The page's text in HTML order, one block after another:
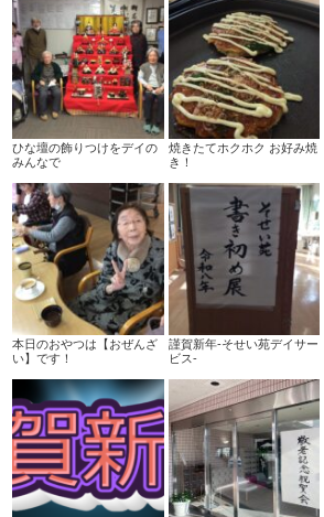
ひな壇の飾りつけをデイの
みんなで
焼きたてホクホク お好み焼
き！
本日のおやつは【おぜんざ
い】です！
謹賀新年-そせい苑デイサー
ビス-